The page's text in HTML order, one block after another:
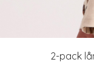
2-pack